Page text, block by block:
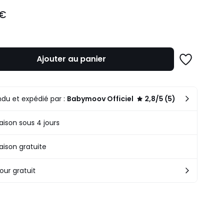
Ajouter au panier
Ajouter
et expédié par : Babymoov Officiel 2,8/5 (5)
sous 4 jours
gratuite
gratuit